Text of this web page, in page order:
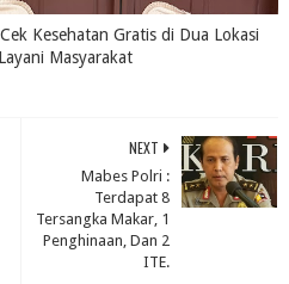
Kesehatan Gratis di Dua Lokasi
Masyarakat
NEXT
Mabes Polri :
Terdapat 8
Tersangka Makar, 1
Penghinaan, Dan 2
ITE.